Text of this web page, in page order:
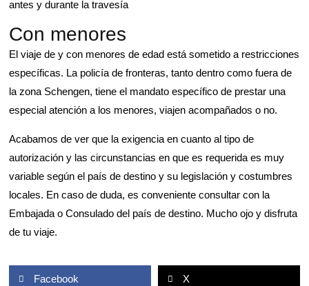
antes y durante la travesía
Con menores
El viaje de y con menores de edad está sometido a restricciones
específicas. La policía de fronteras, tanto dentro como fuera de
la zona Schengen, tiene el mandato específico de prestar una
especial atención a los menores, viajen acompañados o no.
Acabamos de ver que la exigencia en cuanto al tipo de
autorización y las circunstancias en que es requerida es muy
variable según el país de destino y su legislación y costumbres
locales. En caso de duda, es conveniente consultar con la
Embajada o Consulado del país de destino. Mucho ojo y disfruta
de tu viaje.
Facebook X